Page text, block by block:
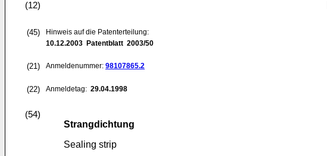
(12)
(45)
Hinweis auf die Patenterteilung:
10.12.2003 Patentblatt 2003/50
(21) Anmeldenummer: 98107865.2
(22) Anmeldetag: 29.04.1998
(54)
Strangdichtung
Sealing strip